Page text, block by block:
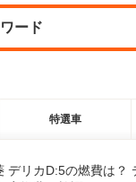
ード
特選車
デリカD:5の燃費は？